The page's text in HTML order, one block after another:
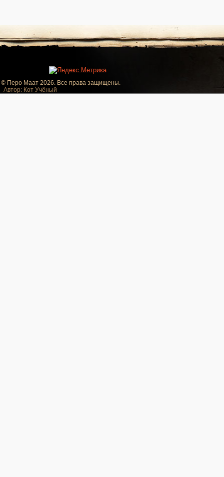
© Перо Маат 2026. Все права защищены.
Автор: Кот Учёный